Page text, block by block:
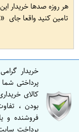
هر روزه صدها خریدار
تامین کنید واقعا جای
خریدار
پرداختی
کالای
بودن ،
فروشنده و
پرداخت